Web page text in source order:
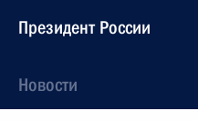
Президент России
Новости